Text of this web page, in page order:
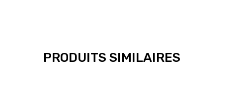
PRODUITS SIMILAIRES